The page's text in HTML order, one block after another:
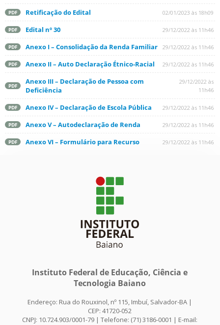
PDF Retificação do Edital 02/01/2023 às 18h09
PDF Edital nº 30 29/12/2022 às 11h46
PDF Anexo I – Consolidação da Renda Familiar 29/12/2022 às 11h46
PDF Anexo II – Auto Declaração Étnico-Racial 29/12/2022 às 11h46
PDF
Anexo III – Declaração de Pessoa com
Deficiência
29/12/2022 às
11h46
PDF Anexo IV – Declaração de Escola Pública 29/12/2022 às 11h46
PDF Anexo V – Autodeclaração de Renda 29/12/2022 às 11h46
PDF Anexo VI – Formulário para Recurso 29/12/2022 às 11h46
Instituto Federal de Educação, Ciência e
Tecnologia Baiano
Endereço: Rua do Rouxinol, nº 115, Imbuí, Salvador-BA |
CEP: 41720-052
CNPJ: 10.724.903/0001-79 | Telefone: (71) 3186-0001 | E-mail: